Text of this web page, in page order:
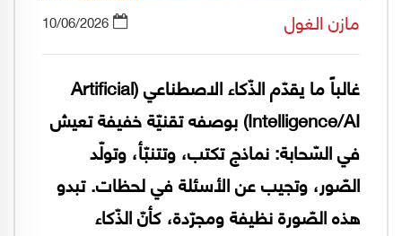
مازن الغول 10/06/2026
غالباً ما يقدّم الذّكاء الاصطناعي (Artificial
Intelligence/AI) بوصفه تقنيّة خفيفة تعيش
في السّحابة: نماذج تكتب، وتتنبّأ، وتولّد
الصّور، وتجيب عن الأسئلة في لحظات. تبدو
هذه الصّورة نظيفة ومجرّدة، كأنّ الذّكاء